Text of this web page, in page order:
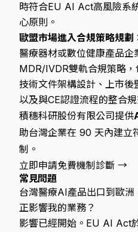
時符合EU AI Act高風險系
心原則。
歐盟市場進入合規策略規劃
醫療器材或數位健康產品
MDR/IVDR雙軌合規策略，
技術文件架構設計、上市後
以及與CE認證流程的整合規
積穗科研股份有限公司提供
助台灣企業在 90 天內建立
制。
立即申請免費機制診斷 →
常見問題
台灣醫療AI產品出口到歐
正影響我的業務？
影響已經開始。EU AI Act